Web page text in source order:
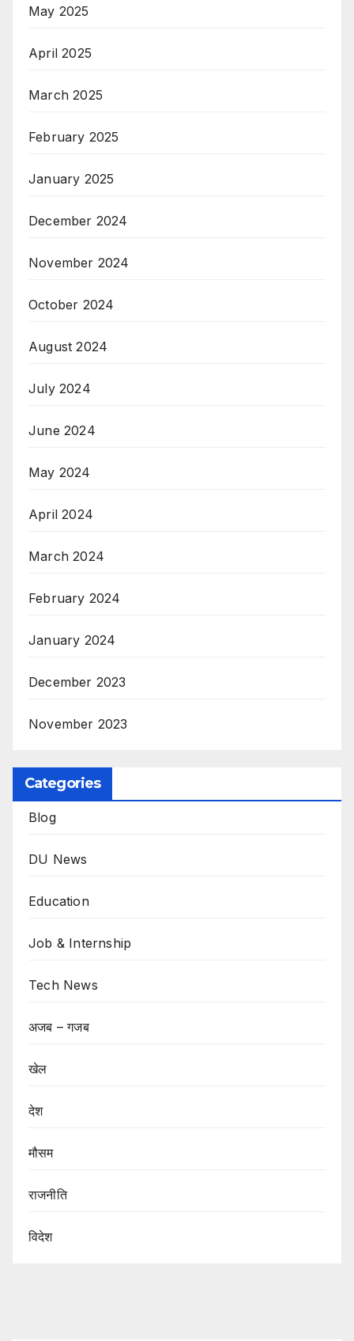
May 2025
April 2025
March 2025
February 2025
January 2025
December 2024
November 2024
October 2024
August 2024
July 2024
June 2024
May 2024
April 2024
March 2024
February 2024
January 2024
December 2023
November 2023
Categories
Blog
DU News
Education
Job & Internship
Tech News
अजब – गजब
खेल
देश
मौसम
राजनीति
विदेश